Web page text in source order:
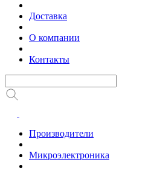
Доставка
О компании
Контакты
Производители
Микроэлектроника